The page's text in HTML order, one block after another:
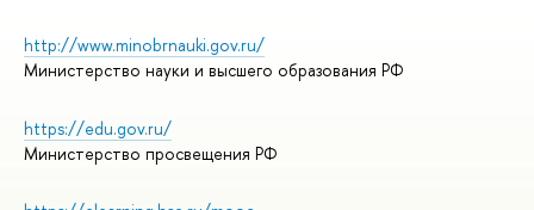
http://www.minobrnauki.gov.ru/
Министерство науки и высшего образования РФ
https://edu.gov.ru/
Министерство просвещения РФ